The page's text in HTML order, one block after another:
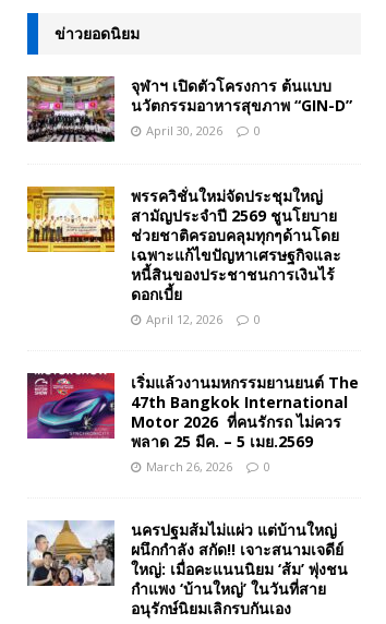
ข่าวยอดนิยม
จุฬาฯ เปิดตัวโครงการ ต้นแบบ
นวัตกรรมอาหารสุขภาพ “GIN-D”
April 30, 2026 0
พรรควิชั่นใหม่จัดประชุมใหญ่
สามัญประจำปี 2569 ชูนโยบาย
ช่วยชาติครอบคลุมทุกๆด้านโดย
เฉพาะแก้ไขปัญหาเศรษฐกิจและ
หนี้สินของประชาชนการเงินไร้
ดอกเบี้ย
April 12, 2026 0
เริ่มแล้วงานมหกรรมยานยนต์ The
47th Bangkok International
Motor 2026 ที่คนรักรถ ไม่ควร
พลาด 25 มีค. – 5 เมย.2569
March 26, 2026 0
นครปฐมส้มไม่แผ่ว แต่บ้านใหญ่
ผนึกกำลัง สกัด!! เจาะสนามเจดีย์
ใหญ่: เมื่อคะแนนนิยม ‘ส้ม’ พุ่งชน
กำแพง ‘บ้านใหญ่’ ในวันที่สาย
อนุรักษ์นิยมเลิกรบกันเอง